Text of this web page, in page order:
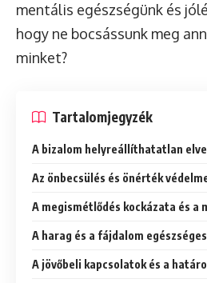
mentális egészségünk és
hogy ne bocsássunk meg
minket?
Tartalomjegyzék
A bizalom helyreállíthatatlan
Az önbecsülés és önérték
A megismétlődés kockázata és
A harag és a fájdalom
A jövőbeli kapcsolatok és a